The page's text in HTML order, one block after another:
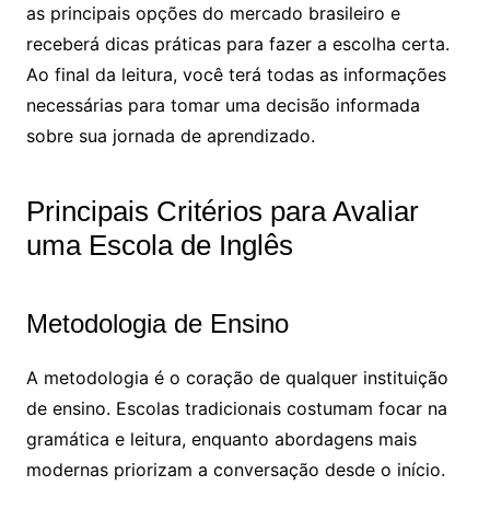
as principais opções do mercado brasileiro e
receberá dicas práticas para fazer a escolha certa.
Ao final da leitura, você terá todas as informações
necessárias para tomar uma decisão informada
sobre sua jornada de aprendizado.
Principais Critérios para Avaliar
uma Escola de Inglês
Metodologia de Ensino
A metodologia é o coração de qualquer instituição
de ensino. Escolas tradicionais costumam focar na
gramática e leitura, enquanto abordagens mais
modernas priorizam a conversação desde o início.